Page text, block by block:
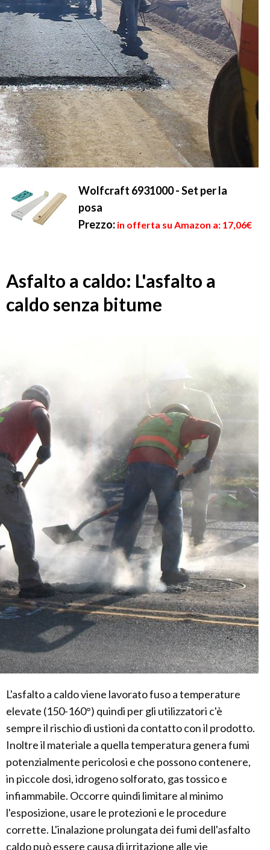
Wolfcraft 6931000 - Set per la
posa
Prezzo: in offerta su Amazon a: 17,06€
Asfalto a caldo: L'asfalto a
caldo senza bitume
L'asfalto a caldo viene lavorato fuso a temperature
elevate (150-160°) quindi per gli utilizzatori c'è
sempre il rischio di ustioni da contatto con il prodotto.
Inoltre il materiale a quella temperatura genera fumi
potenzialmente pericolosi e che possono contenere,
in piccole dosi, idrogeno solforato, gas tossico e
infiammabile. Occorre quindi limitare al minimo
l'esposizione, usare le protezioni e le procedure
corrette. L'inalazione prolungata dei fumi dell'asfalto
caldo può essere causa di irritazione alle vie